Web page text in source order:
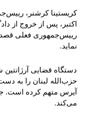
اکتبر، پس از خروج از
رییس‌جمهوری فعلی قصد
نماید.
دستگاه قضایی
حزب‌الله لبنان را به
آیرس متهم کرده است.
می‌کند.